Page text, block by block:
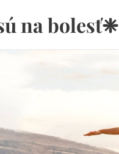
na bolesť❈